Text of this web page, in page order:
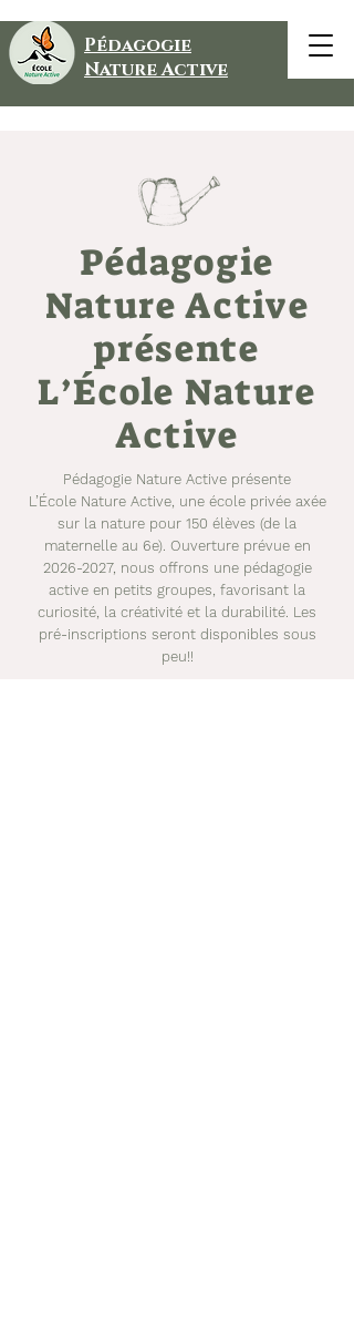
Pédagogie
Nature Active
Pédagogie
Nature Active
présente
L’École Nature
Active
Pédagogie Nature Active présente
L’École Nature Active, une école privée axée
sur la nature pour 150 élèves (de la
maternelle au 6e). Ouverture prévue en
2026-2027, nous offrons une pédagogie
active en petits groupes, favorisant la
curiosité, la créativité et la durabilité. Les
pré-inscriptions seront disponibles sous
peu!!